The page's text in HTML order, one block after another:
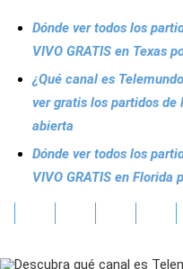
Dónde ver todos los
VIVO GRATIS en Texas
¿Qué canal es
ver gratis los partidos de
abierta
Dónde ver todos los
VIVO GRATIS en